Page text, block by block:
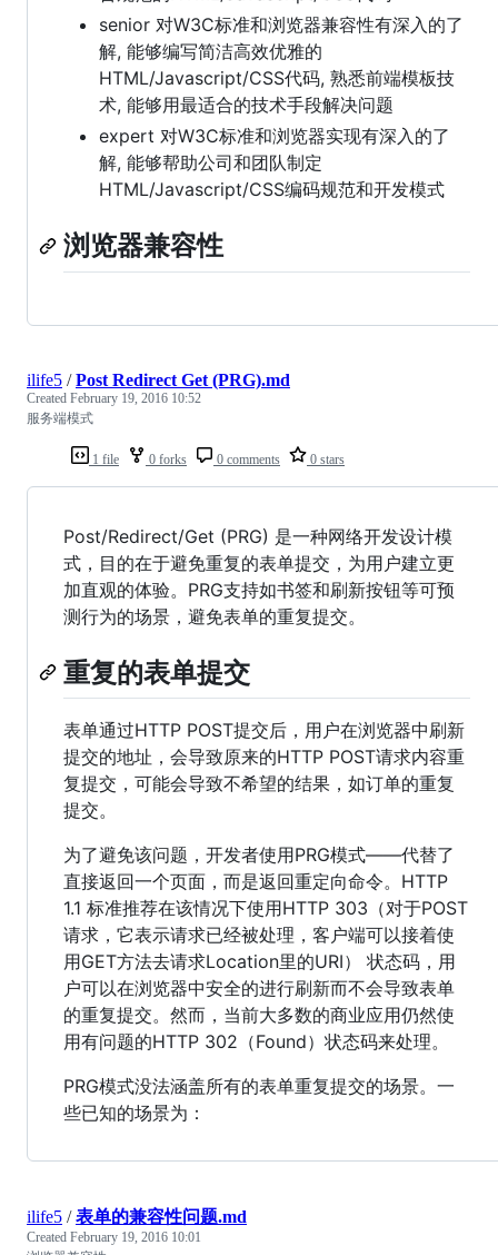
senior 对W3C标准和浏览器兼容性有深入的了
解, 能够编写简洁高效优雅的
HTML/Javascript/CSS代码, 熟悉前端模板技
术, 能够用最适合的技术手段解决问题
expert 对W3C标准和浏览器实现有深入的了
解, 能够帮助公司和团队制定
HTML/Javascript/CSS编码规范和开发模式
浏览器兼容性
1 file 0 forks 0 comments 0 stars
ilife5 /Post Redirect Get (PRG).md
Created February 19, 2016 10:52
服务端模式
Post/Redirect/Get (PRG) 是一种网络开发设计模
式，目的在于避免重复的表单提交，为用户建立更
加直观的体验。PRG支持如书签和刷新按钮等可预
测行为的场景，避免表单的重复提交。
重复的表单提交
表单通过HTTP POST提交后，用户在浏览器中刷新
提交的地址，会导致原来的HTTP POST请求内容重
复提交，可能会导致不希望的结果，如订单的重复
提交。
为了避免该问题，开发者使用PRG模式——代替了
直接返回一个页面，而是返回重定向命令。HTTP
1.1 标准推荐在该情况下使用HTTP 303（对于POST
请求，它表示请求已经被处理，客户端可以接着使
用GET方法去请求Location里的URI） 状态码，用
户可以在浏览器中安全的进行刷新而不会导致表单
的重复提交。然而，当前大多数的商业应用仍然使
用有问题的HTTP 302（Found）状态码来处理。
PRG模式没法涵盖所有的表单重复提交的场景。一
些已知的场景为：
ilife5 /表单的兼容性问题.md
Created February 19, 2016 10:01